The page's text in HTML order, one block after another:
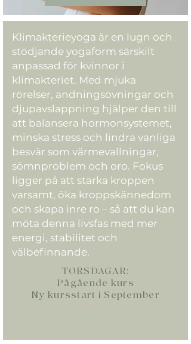
Klimakterieyoga är en lugn och
stödjande yogaform särskilt
anpassad för kvinnor i
klimakteriet. Med mjuka
rörelser, andningsövningar och
djupavslappning hjälper den till
att balansera hormonsystemet,
minska stress och lindra vanliga
besvär som värmevallningar,
sömnproblem och oro. Fokus
ligger på att stärka kroppen
varsamt, öka kroppskännedom
och skapa inre ro – så att du kan
möta denna livsfas med mer
energi, stabilitet och
välbefinnande.
TORSDAGAR:
Pågående kurs
Ny kursstart i September